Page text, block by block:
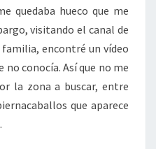
quedaba hueco que me
visitando el canal de
encontré un vídeo
conocía. Así que no me
la zona a buscar, entre
que aparece